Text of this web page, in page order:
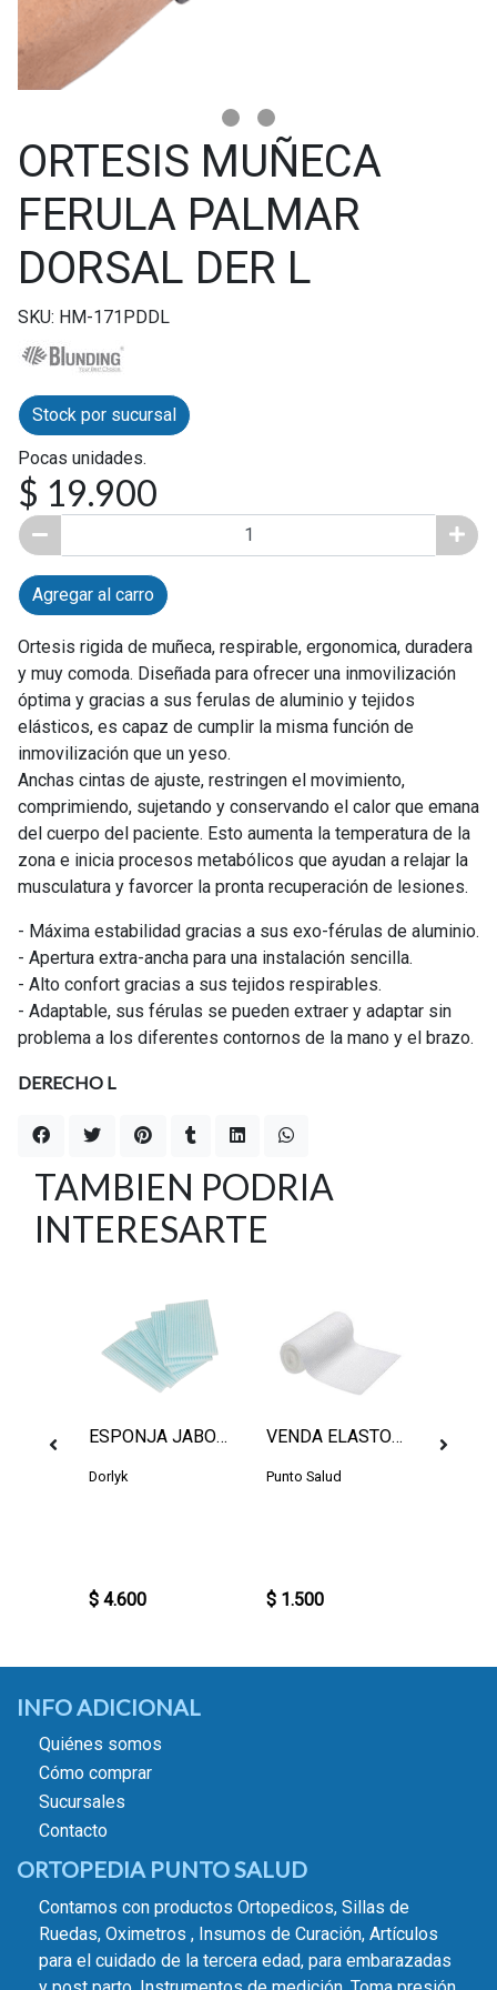
ORTESIS MUÑECA
FERULA PALMAR
DORSAL DER L
SKU: HM-171PDDL
Stock por sucursal
Pocas unidades.
$ 19.900
Agregar al carro
Ortesis rigida de muñeca, respirable, ergonomica, duradera
y muy comoda. Diseñada para ofrecer una inmovilización
óptima y gracias a sus ferulas de aluminio y tejidos
elásticos, es capaz de cumplir la misma función de
inmovilización que un yeso.
Anchas cintas de ajuste, restringen el movimiento,
comprimiendo, sujetando y conservando el calor que emana
del cuerpo del paciente. Esto aumenta la temperatura de la
zona e inicia procesos metabólicos que ayudan a relajar la
musculatura y favorcer la pronta recuperación de lesiones.
- Máxima estabilidad gracias a sus exo-férulas de aluminio.
- Apertura extra-ancha para una instalación sencilla.
- Alto confort gracias a sus tejidos respirables.
- Adaptable, sus férulas se pueden extraer y adaptar sin
problema a los diferentes contornos de la mano y el brazo.
DERECHO L
TAMBIEN PODRIA
INTERESARTE
ESPONJA JABONOSA
Dorlyk
$ 4.600
VENDA ELASTOMULL 10CM
Punto Salud
$ 1.500
INFO ADICIONAL
Quiénes somos
Cómo comprar
Sucursales
Contacto
ORTOPEDIA PUNTO SALUD
Contamos con productos Ortopedicos, Sillas de
Ruedas, Oximetros , Insumos de Curación, Artículos
para el cuidado de la tercera edad, para embarazadas